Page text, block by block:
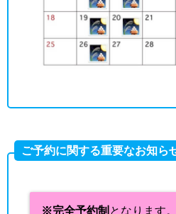
ご予約に関する重要なお知ら
※完全予約制 となります。